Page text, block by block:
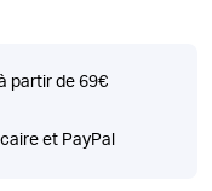
partir de 69€
et PayPal